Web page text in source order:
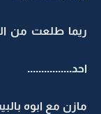
ريما طلعت من
احد................
مازن مع ابوه